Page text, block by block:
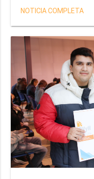
NOTICIA COMPLETA